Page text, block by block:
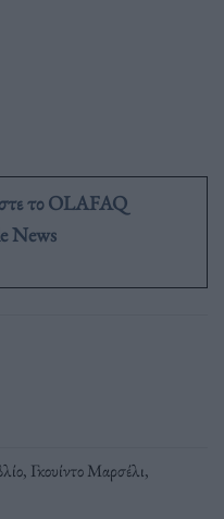
το OLAFAQ
News
, Γκουίντο Μαρσέλι,